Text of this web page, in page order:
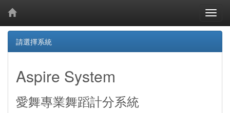
請選擇系統
Aspire System
愛舞專業舞蹈計分系統